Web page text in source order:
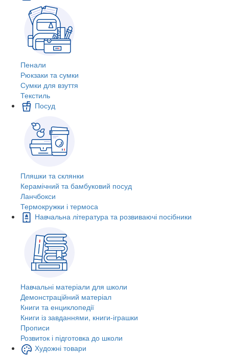
Пенали
Рюкзаки та сумки
Сумки для взуття
Текстиль
Посуд
Пляшки та склянки
Керамічний та бамбуковий посуд
Ланчбокси
Термокружки і термоса
Навчальна література та розвиваючі посібники
Навчальні матеріали для школи
Демонстраційний матеріал
Книги та енциклопедії
Книги із завданнями, книги-іграшки
Прописи
Розвиток і підготовка до школи
Художні товари